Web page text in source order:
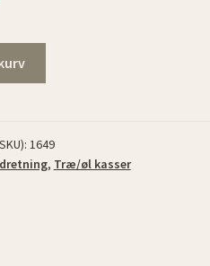
1649
, Træ/øl kasser